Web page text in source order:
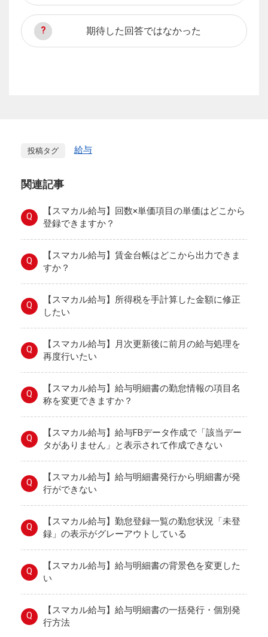
期待した回答ではなかった
投稿タグ 給与
関連記事
Q
【スマカル給与】回数×単価項目の単価はどこから
登録できますか？
Q
【スマカル給与】賃金台帳はどこから出力できま
すか？
Q
【スマカル給与】所得税を手計算した金額に修正
したい
Q
【スマカル給与】月次更新後に前月の給与処理を
再度行いたい
Q
【スマカル給与】給与明細書の勤怠情報の項目名
称を変更できますか？
Q
【スマカル給与】給与FBデータ作成で「該当デー
タがありません」と表示されて作成できない
Q
【スマカル給与】給与明細書発行から明細書が発
行ができない
Q
【スマカル給与】勤怠登録一覧の勤怠状況「未登
録」の表示がグレーアウトしている
Q
【スマカル給与】給与明細書の背景色を変更した
い
Q
【スマカル給与】給与明細書の一括発行・個別発
行方法